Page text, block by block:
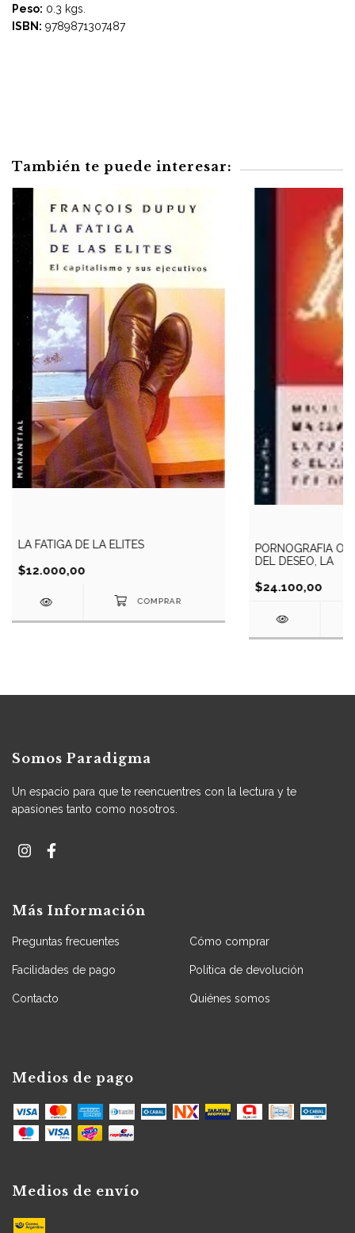
Peso: 0.3 kgs.
ISBN: 9789871307487
También te puede interesar:
LA FATIGA DE LA ELITES
$12.000,00
PORNOGRAFIA O
DEL DESEO, LA
$24.100,00
Somos Paradigma
Un espacio para que te reencuentres con la lectura y te
apasiones tanto como nosotros.
Más Información
Preguntas frecuentes Cómo comprar
Facilidades de pago Política de devolución
Contacto Quiénes somos
Medios de pago
Medios de envío